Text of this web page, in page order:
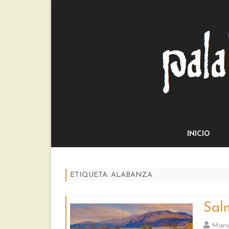
INICIO
ETIQUETA: ALABANZA